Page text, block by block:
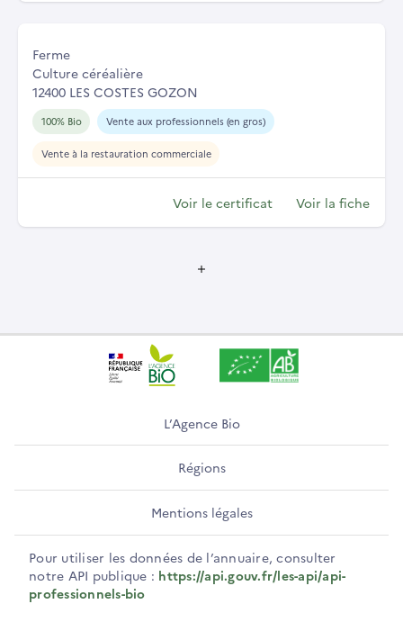
Ferme
Culture céréalière
12400 LES COSTES GOZON
100% Bio Vente aux professionnels (en gros)
Vente à la restauration commerciale
Voir le certificat Voir la fiche
L’Agence Bio
Régions
Mentions légales
Pour utiliser les données de l’annuaire, consulter
notre API publique : https://api.gouv.fr/les-api/api-
professionnels-bio